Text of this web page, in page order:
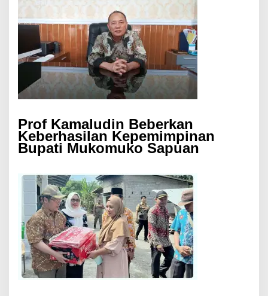
Prof Kamaludin Beberkan
Keberhasilan Kepemimpinan
Bupati Mukomuko Sapuan